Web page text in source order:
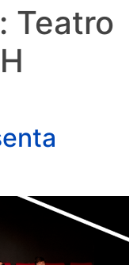
Teatro